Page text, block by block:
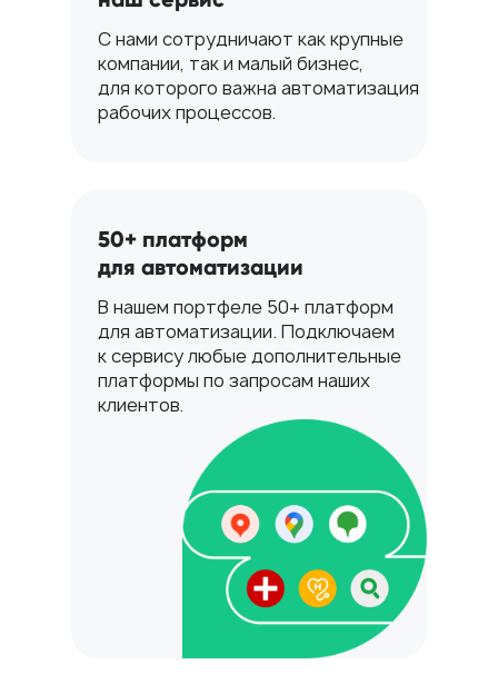
С нами сотрудничают как крупные
компании, так и малый бизнес,
для которого важна автоматизация
рабочих процессов.
50+ платформ
для автоматизации
В нашем портфеле 50+ платформ
для автоматизации. Подключаем
к сервису любые дополнительные
платформы по запросам наших
клиентов.